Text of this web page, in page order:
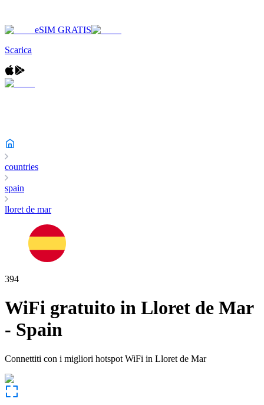
eSIM GRATIS
Scarica
countries
spain
lloret de mar
394
WiFi gratuito in Lloret de Mar
- Spain
Connettiti con i migliori hotspot WiFi in Lloret de Mar